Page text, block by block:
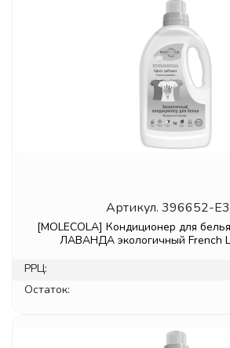
Артикул. 396652-
[MOLECOLA] Кондиционер для
ЛАВАНДА экологичный French
РРЦ:
Остаток: